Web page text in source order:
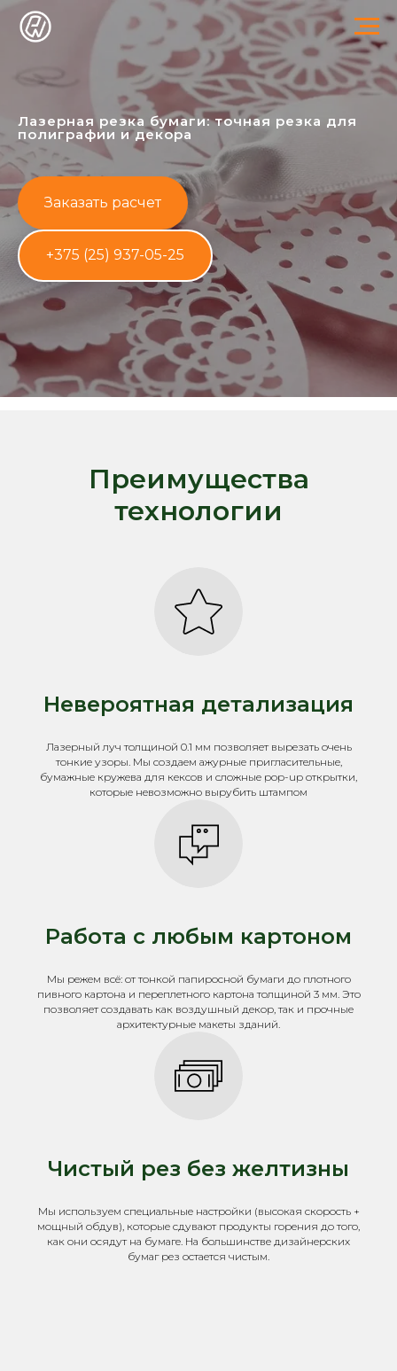
Лазерная резка бумаги: точная резка для
полиграфии и декора
Заказать расчет
+375 (25) 937-05-25
Преимущества
технологии
Невероятная детализация
Лазерный луч толщиной 0.1 мм позволяет вырезать очень
тонкие узоры. Мы создаем ажурные пригласительные,
бумажные кружева для кексов и сложные pop-up открытки,
которые невозможно вырубить штампом
Работа с любым картоном
Мы режем всё: от тонкой папиросной бумаги до плотного
пивного картона и переплетного картона толщиной 3 мм. Это
позволяет создавать как воздушный декор, так и прочные
архитектурные макеты зданий.
Чистый рез без желтизны
Мы используем специальные настройки (высокая скорость +
мощный обдув), которые сдувают продукты горения до того,
как они осядут на бумаге. На большинстве дизайнерских
бумаг рез остается чистым.